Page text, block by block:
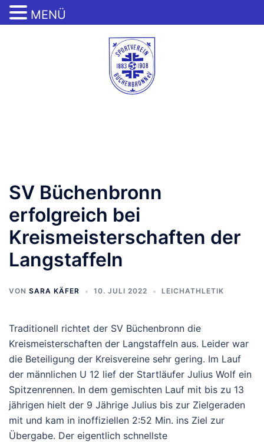
SV Büchenbronn
erfolgreich bei
Kreismeisterschaften der
Langstaffeln
VON SARA KÄFER 10. JULI 2022 LEICHATHLETIK
Traditionell richtet der SV Büchenbronn die
Kreismeisterschaften der Langstaffeln aus. Leider war
die Beteiligung der Kreisvereine sehr gering. Im Lauf
der männlichen U 12 lief der Startläufer Julius Wolf ein
Spitzenrennen. In dem gemischten Lauf mit bis zu 13
jährigen hielt der 9 Jährige Julius bis zur Zielgeraden
mit und kam in inoffiziellen 2:52 Min. ins Ziel zur
Übergabe. Der eigentlich schnellste
MENÜ